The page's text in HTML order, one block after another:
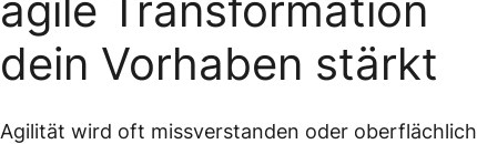
dein Vorhaben stärkt
Agilität wird oft missverstanden oder oberflächlich